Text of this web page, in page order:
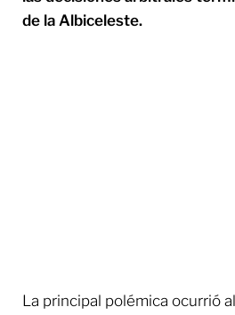
de la Albiceleste.
La principal polémica ocurrió